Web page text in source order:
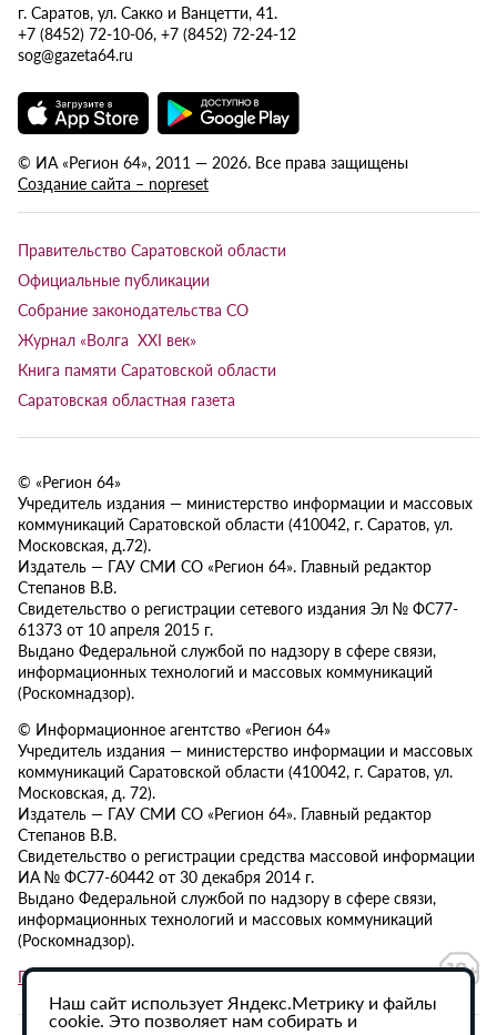
г. Саратов, ул. Сакко и Ванцетти, 41.
+7 (8452) 72-10-06, +7 (8452) 72-24-12
sog@gazeta64.ru
© ИА «Регион 64», 2011 — 2026. Все права защищены
Создание сайта – nopreset
Правительство Саратовской области
Официальные публикации
Собрание законодательства СО
Журнал «Волга XXI век»
Книга памяти Саратовской области
Саратовская областная газета
© «Регион 64»
Учредитель издания — министерство информации и массовых
коммуникаций Саратовской области (410042, г. Саратов, ул.
Московская, д.72).
Издатель — ГАУ СМИ СО «Регион 64». Главный редактор
Степанов В.В.
Свидетельство о регистрации сетевого издания Эл № ФС77-
61373 от 10 апреля 2015 г.
Выдано Федеральной службой по надзору в сфере связи,
информационных технологий и массовых коммуникаций
(Роскомнадзор).
© Информационное агентство «Регион 64»
Учредитель издания — министерство информации и массовых
коммуникаций Саратовской области (410042, г. Саратов, ул.
Московская, д. 72).
Издатель — ГАУ СМИ СО «Регион 64». Главный редактор
Степанов В.В.
Свидетельство о регистрации средства массовой информации
ИА № ФС77-60442 от 30 декабря 2014 г.
Выдано Федеральной службой по надзору в сфере связи,
информационных технологий и массовых коммуникаций
(Роскомнадзор).
Политика в отношении обработки персональных данных
Наш сайт использует Яндекс.Метрику и файлы
cookie. Это позволяет нам собирать и